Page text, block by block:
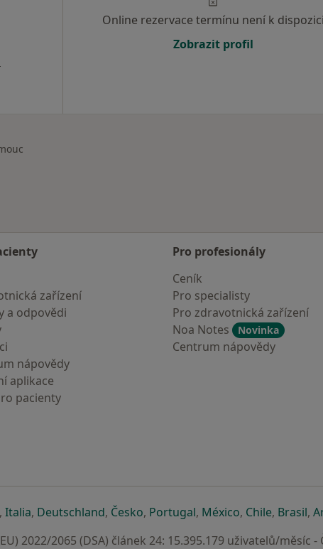
Online rezervace termínu není k dispozici
Zobrazit profil
zařízení
a odpovědi
nápovědy
aplikace
pacienty
Pro profesionály
Ceník
Pro specialisty
Pro zdravotnická zařízení
Noa Notes
Novinka
Centrum nápovědy
v nové záložce
otevře v nové záložce
, Italiase otevře v nové záložce
, Deutschlandse otevře v nové záložce
, Českose otevře v nové záložce
, Portugalse otevře v nové
, Méxicose otevře v
, Chilese otevře
, Brasilse
,
2022/2065 (DSA) článek 24: 15.395.179 uživatelů/měsíc -